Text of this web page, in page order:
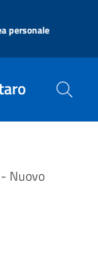
personale
Nuovo